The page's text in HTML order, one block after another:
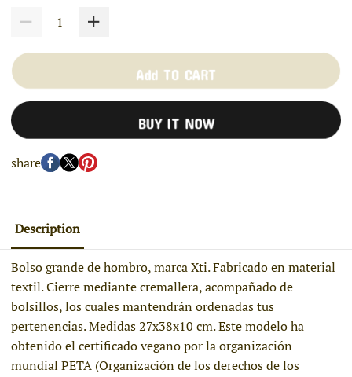
Add TO CART
BUY IT NOW
share
Description
Bolso grande de hombro, marca Xti. Fabricado en material
textil. Cierre mediante cremallera, acompañado de
bolsillos, los cuales mantendrán ordenadas tus
pertenencias. Medidas 27x38x10 cm. Este modelo ha
obtenido el certificado vegano por la organización
mundial PETA (Organización de los derechos de los